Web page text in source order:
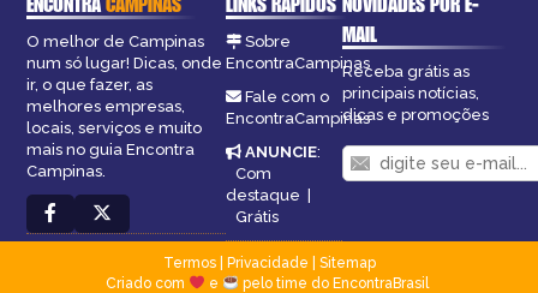
O melhor de Campinas
num só lugar! Dicas, onde
ir, o que fazer, as
melhores empresas,
locais, serviços e muito
mais no guia Encontra
Campinas.
Sobre
EncontraCampinas
Fale com o
EncontraCampinas
ANUNCIE:
Com
destaque |
Grátis
MAIL
Receba grátis as
principais notícias,
dicas e promoções
Termos| Privacidade
Sitemap
Criado com
e pelo time do EncontraBrasil